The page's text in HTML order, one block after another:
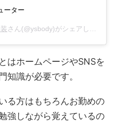
ーター
さん(@ysbody)がシェアした投稿 -
はホームページやSNSを
知識が必要です。
る方はもちろんお勤めの
強しながら覚えているの